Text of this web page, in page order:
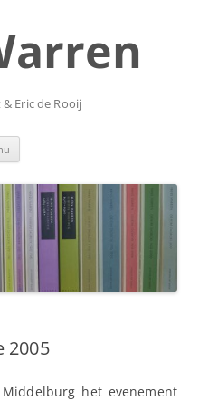
Eric de Rooij
2005
het evenement